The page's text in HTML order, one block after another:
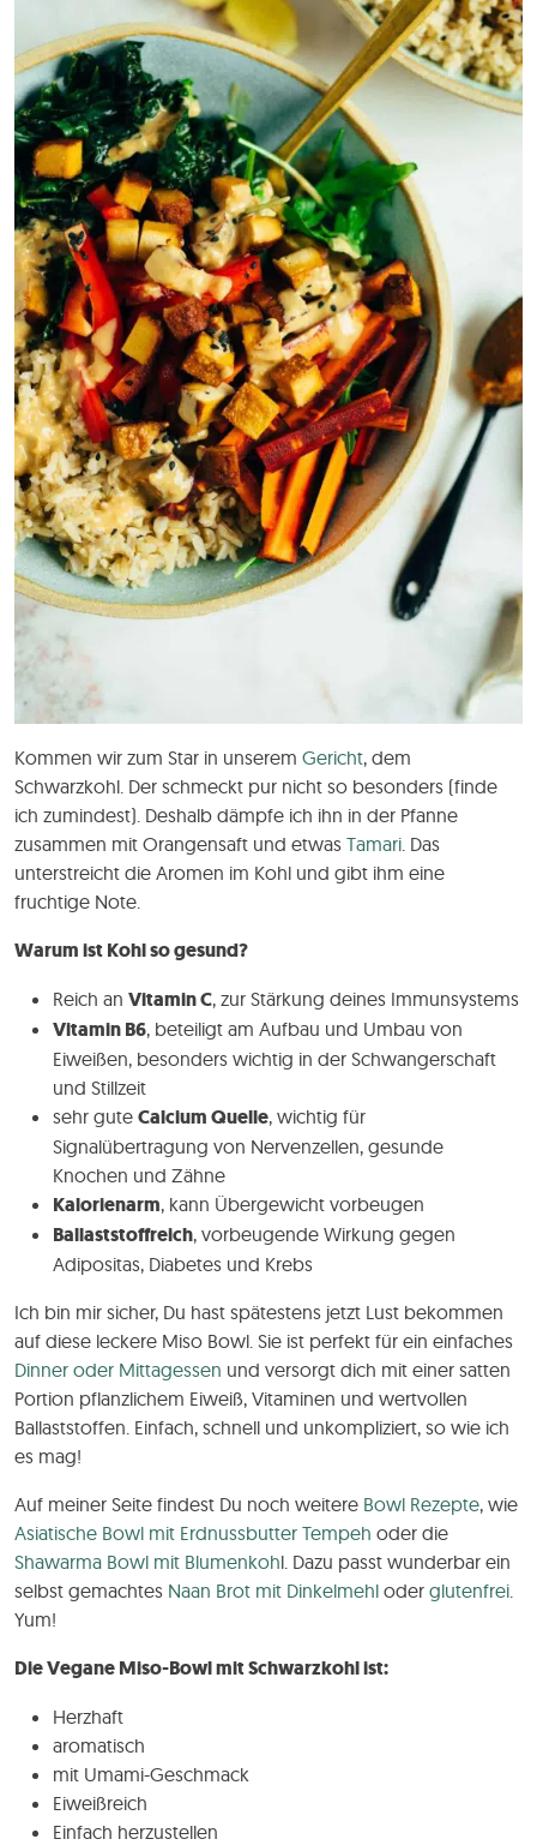
Kommen wir zum Star in unserem Gericht, dem
Schwarzkohl. Der schmeckt pur nicht so besonders (finde
ich zumindest). Deshalb dämpfe ich ihn in der Pfanne
zusammen mit Orangensaft und etwas Tamari . Das
unterstreicht die Aromen im Kohl und gibt ihm eine
fruchtige Note.
Warum ist Kohl so gesund?
Reich an Vitamin C, zur Stärkung deines Immunsystems
Vitamin B6, beteiligt am Aufbau und Umbau von
Eiweißen, besonders wichtig in der Schwangerschaft
und Stillzeit
sehr gute Calcium Quelle, wichtig für
Signalübertragung von Nervenzellen, gesunde
Knochen und Zähne
Kalorienarm, kann Übergewicht vorbeugen
Ballaststoffreich, vorbeugende Wirkung gegen
Adipositas, Diabetes und Krebs
Ich bin mir sicher, Du hast spätestens jetzt Lust bekommen
auf diese leckere Miso Bowl. Sie ist perfekt für ein einfaches
Dinner oder Mittagessen und versorgt dich mit einer satten
Portion pflanzlichem Eiweiß, Vitaminen und wertvollen
Ballaststoffen. Einfach, schnell und unkompliziert, so wie ich
es mag!
Auf meiner Seite findest Du noch weitere Bowl Rezepte, wie
Asiatische Bowl mit Erdnussbutter Tempeh oder die
Shawarma Bowl mit Blumenkohl. Dazu passt wunderbar ein
selbst gemachtes Naan Brot mit Dinkelmehl oder glutenfrei
Yum!
Die Vegane Miso-Bowl mit Schwarzkohl ist:
Herzhaft
aromatisch
mit Umami-Geschmack
Eiweißreich
Einfach herzustellen